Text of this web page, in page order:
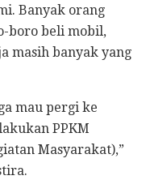
Banyak orang
boro beli mobil,
masih banyak yang
mau pergi ke
PPKM
Masyarakat),”